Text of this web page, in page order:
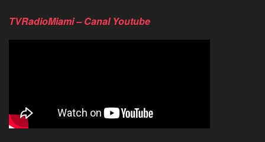
TVRadioMiami – Canal Youtube